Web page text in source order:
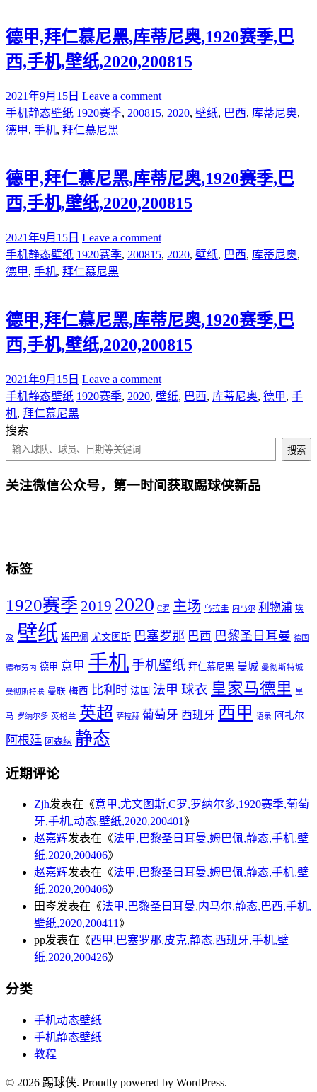
德甲,拜仁慕尼黑,库蒂尼奥,1920赛季,巴
西,手机,壁纸,2020,200815
2021年9月15日 Leave a comment
手机静态壁纸 1920赛季, 200815, 2020, 壁纸, 巴西, 库蒂尼奥,
德甲, 手机, 拜仁慕尼黑
德甲,拜仁慕尼黑,库蒂尼奥,1920赛季,巴
西,手机,壁纸,2020,200815
2021年9月15日 Leave a comment
手机静态壁纸 1920赛季, 200815, 2020, 壁纸, 巴西, 库蒂尼奥,
德甲, 手机, 拜仁慕尼黑
德甲,拜仁慕尼黑,库蒂尼奥,1920赛季,巴
西,手机,壁纸,2020,200815
2021年9月15日 Leave a comment
手机静态壁纸 1920赛季, 2020, 壁纸, 巴西, 库蒂尼奥, 德甲, 手
机, 拜仁慕尼黑
搜索
搜索
关注微信公众号，第一时间获取踢球侠新品
标签
1920赛季 2019 2020 C罗 主场 乌拉圭 内马尔 利物浦 埃
及 壁纸 姆巴佩 尤文图斯 巴塞罗那 巴西 巴黎圣日耳曼 德国
德布劳内 德甲 意甲 手机 手机壁纸 拜仁慕尼黑 曼城 曼彻斯特城
曼彻斯特联 曼联 梅西 比利时 法国 法甲 球衣 皇家马德里 皇
马 罗纳尔多 英格兰 英超 萨拉赫 葡萄牙 西班牙 西甲 语录 阿扎尔
阿根廷 阿森纳 静态
近期评论
Zjh发表在《意甲,尤文图斯,C罗,罗纳尔多,1920赛季,葡萄
牙,手机,动态,壁纸,2020,200401 》
赵嘉辉发表在《法甲,巴黎圣日耳曼,姆巴佩,静态,手机,壁
纸,2020,200406》
赵嘉辉发表在《法甲,巴黎圣日耳曼,姆巴佩,静态,手机,壁
纸,2020,200406》
田岑发表在《法甲,巴黎圣日耳曼,内马尔,静态,巴西,手机,
壁纸,2020,200411 》
pp发表在《西甲,巴塞罗那,皮克,静态,西班牙,手机,壁
纸,2020,200426》
分类
手机动态壁纸
手机静态壁纸
教程
© 2026 踢球侠. Proudly powered by WordPress.